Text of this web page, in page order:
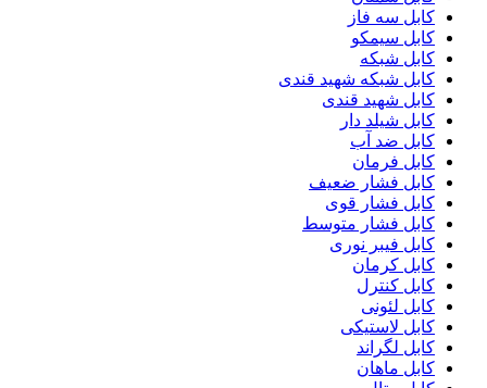
کابل سه فاز
کابل سیمکو
کابل شبکه
کابل شبکه شهید قندی
کابل شهید قندی
کابل شیلد دار
کابل ضد آب
کابل فرمان
کابل فشار ضعیف
کابل فشار قوی
کابل فشار متوسط
کابل فیبر نوری
کابل کرمان
کابل کنترل
کابل لئونی
کابل لاستیکی
کابل لگراند
کابل ماهان